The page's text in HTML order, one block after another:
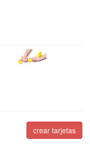
crear tarjetas